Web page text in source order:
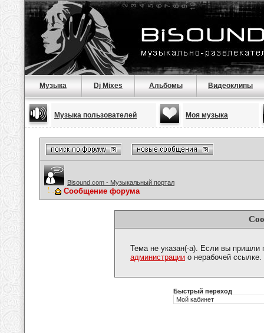
Музыка Dj Mixes Альбомы Видеоклипы
Музыка пользователей Моя музыка
Bisound.com - Музыкальный портал
Сообщение форума
Тема не указан(-а). Если вы пришли
администрации о нерабочей ссылке.
Быстрый переход